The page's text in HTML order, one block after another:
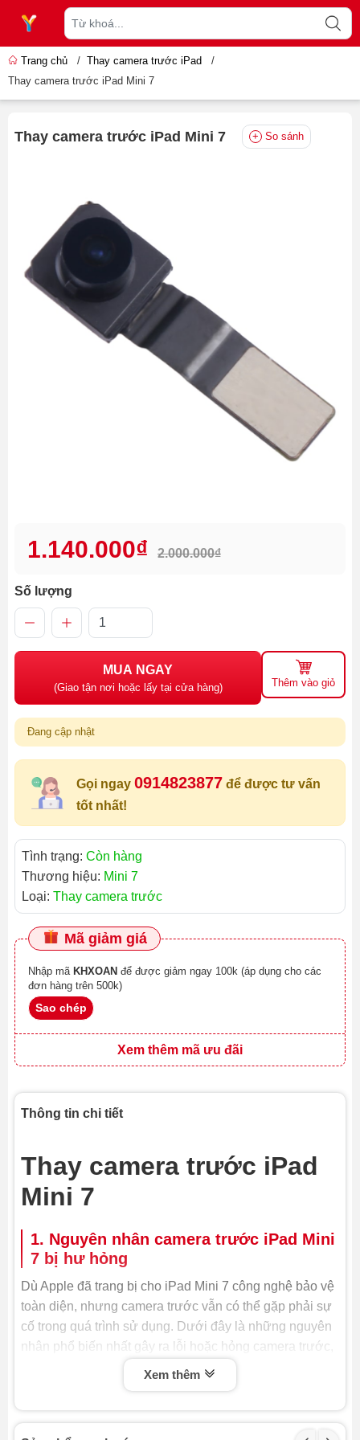
Trang chủ / Thay camera trước iPad
/
Thay camera trước iPad Mini 7
Thay camera trước iPad Mini 7 So sánh
1.140.000₫ 2.000.000₫
Số lượng
MUA NGAY
(Giao tận nơi hoặc lấy tại cửa hàng) Thêm vào giỏ
Đang cập nhật
Gọi ngay 0914823877 để được tư vấn
tốt nhất!
Tình trạng: Còn hàng
Thương hiệu: Mini 7
Loại: Thay camera trước
Mã giảm giá
Nhập mã KHXOAN
đơn hàng trên 500k)
Sao chép
Xem thêm mã ưu đãi
Thông tin chi tiết
Thay camera trước iPad
Mini 7
1. Nguyên nhân camera trước iPad Mini
7 bị hư hỏng
Dù Apple đã trang bị cho iPad Mini 7 công nghệ bảo vệ
toàn diện, nhưng camera trước vẫn có thể gặp phải sự
cố trong quá trình sử dụng. Dưới đây là những nguyên
nhân phổ biến nhất gây ra lỗi hoặc hỏng camera trước,
buộc bạn phải thay camera trước iPad Mini 7 hoặc sửa
Xem thêm